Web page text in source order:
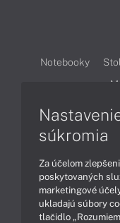
Notebooky
súkromia
Za účelom
poskytovaných
marketingové
ukladajú súbory
tlačidlo